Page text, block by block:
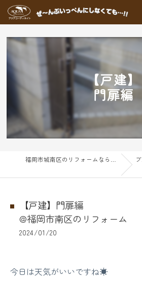
【戸建】
門扉編
ブログ
【戸建】門扉編
@福岡市南区のリフォーム
2024/01/20
今日は天気がいいですね☀